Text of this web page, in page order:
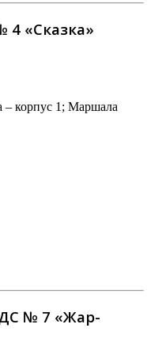
«Сказка»
корпус 1; Маршала
№ 7 «Жар-